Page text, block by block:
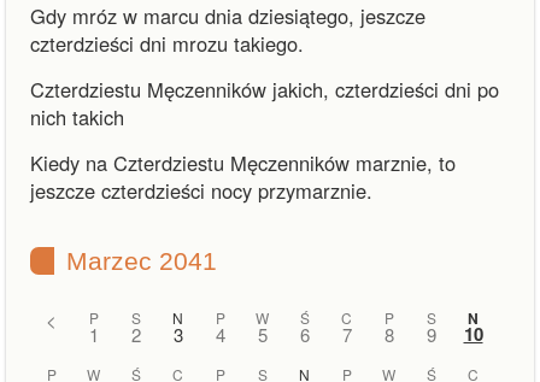
Gdy mróz w marcu dnia dziesiątego, jeszcze
czterdzieści dni mrozu takiego.
Czterdziestu Męczenników jakich, czterdzieści dni po
nich takich
Kiedy na Czterdziestu Męczenników marznie, to
jeszcze czterdzieści nocy przymarznie.
Marzec 2041
< P
1
S
2
N
3
P
4
W
5
Ś
6
C
7
P
8
S
9
N
10
P W Ś C P S N P W Ś C